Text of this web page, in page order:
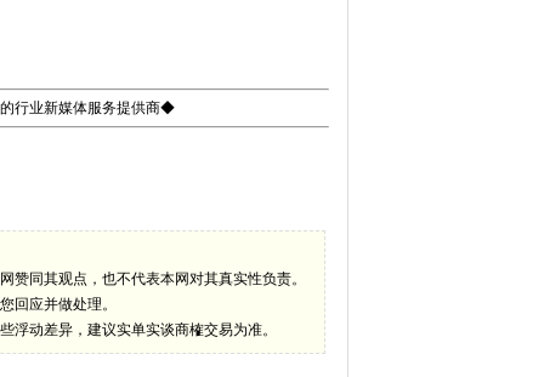
行业新媒体服务提供商◆
赞同其观点，也不代表本网对其真实性负责。
回应并做处理。
浮动差异，建议实单实谈商榷交易为准。